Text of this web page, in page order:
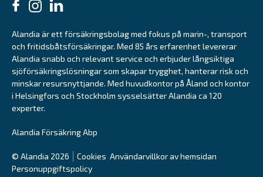
Alandia är ett försäkringsbolag med fokus på marin-, transport
och fritidsbåtsförsäkringar. Med 85 års erfarenhet levererar
Alandia snabb och relevant service och erbjuder långsiktiga
sjöförsäkringslösningar som skapar trygghet, hanterar risk och
minskar resursnyttjande. Med huvudkontor på Åland och kontor
i Helsingfors och Stockholm sysselsätter Alandia ca 120
experter.
Alandia Försäkring Abp
© Alandia 2026 Cookies Användarvillkor av hemsidan
Personuppgiftspolicy